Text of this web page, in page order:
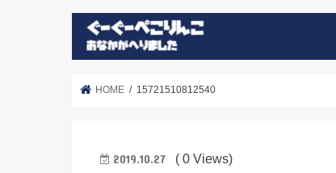
HOME 15721510812540
2019.10.27 ( 0 Views)